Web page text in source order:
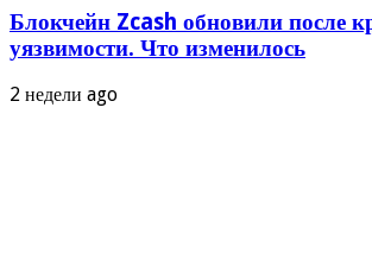
02.08.2024
Джастин Сан ставит под